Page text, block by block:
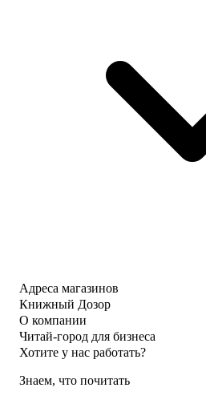
Адреса магазинов
Книжный Дозор
О компании
Читай-город для бизнеса
Хотите у нас работать?
Знаем, что почитать